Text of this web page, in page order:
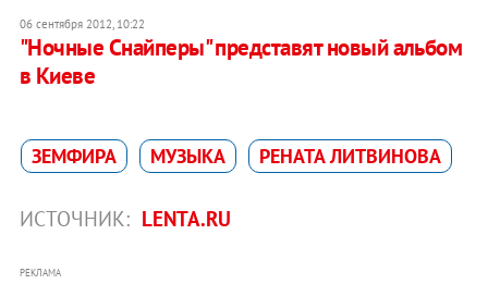
06 сентября 2012, 10:22
"Ночные Снайперы" представят новый альбом
в Киеве
ЗЕМФИРА МУЗЫКА РЕНАТА ЛИТВИНОВА
ИСТОЧНИК: LENTA.RU
РЕКЛАМА